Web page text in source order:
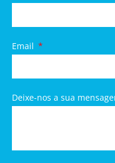
Email
Deixe-nos a sua